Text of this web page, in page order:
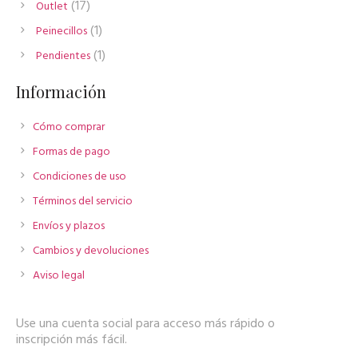
Outlet 1717
productos
Peinecillos 11
producto
Pendientes 11
Información
Cómo comprar
Formas de pago
Condiciones de uso
Términos del servicio
Envíos y plazos
Cambios y devoluciones
Aviso legal
Use una cuenta social para acceso más rápido o
inscripción más fácil.